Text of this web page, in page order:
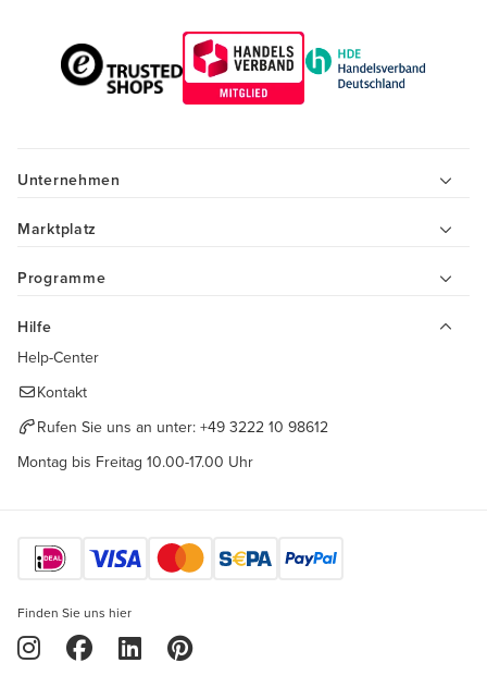
Unternehmen
Marktplatz
Programme
Hilfe
Help-Center
Kontakt
Rufen Sie uns an unter: +49 3222 10 98612
Montag bis Freitag 10.00-17.00 Uhr
Finden Sie uns hier